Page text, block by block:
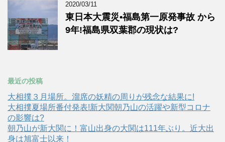
2020/03/11
東日本大震災•福島第一原発事故 から
9年!福島県双葉郡の現状は?
最近の投稿
大相撲３月場所。溜席の妖精の周りが残念な結果に!
大相撲夏場所番付発表!新大関朝乃山の活躍や新型コロナ
の影響は?
朝乃山が新大関に！富山出身の大関は111年ぶり。近大出
身は旭富士以来！